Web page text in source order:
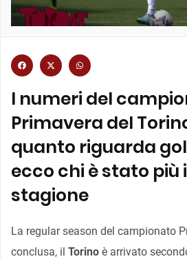
I numeri del
Primavera del
quanto riguarda
ecco chi è stato più
stagione
La regular season del campionato
conclusa, il Torino è arrivato